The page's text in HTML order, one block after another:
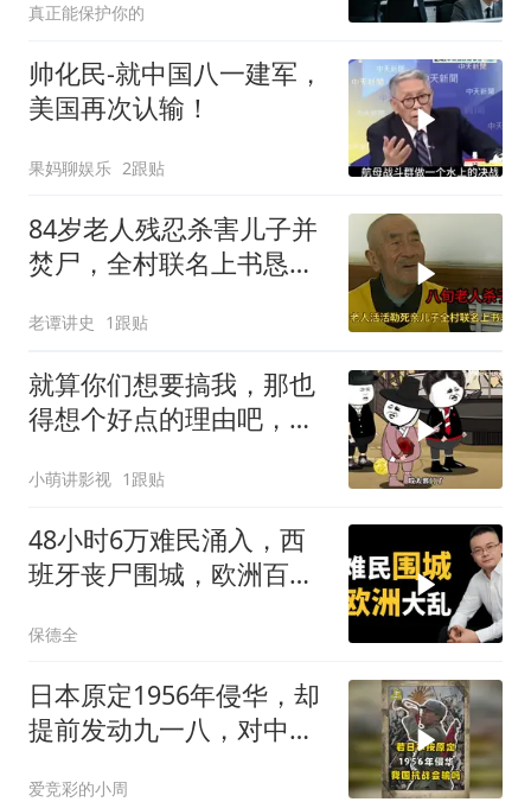
真正能保护你的
帅化民-就中国八一建军，
美国再次认输！
果妈聊娱乐 2跟贴
84岁老人残忍杀害儿子并
焚尸，全村联名上书恳求
落泪
老谭讲史 1跟贴
就算你们想要搞我，那也
得想个好点的理由吧，这
小萌讲影视 1跟贴
48小时6万难民涌入，西
班牙丧尸围城，欧洲百年
保德全
日本原定1956年侵华，却
提前发动九一八，对中国
爱竞彩的小周